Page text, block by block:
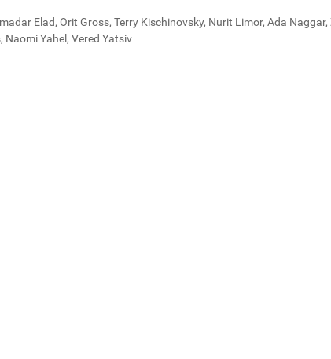
Elad, Orit Gross, Terry Kischinovsky, Nurit Limor, Ada
Naomi Yahel, Vered Yatsiv